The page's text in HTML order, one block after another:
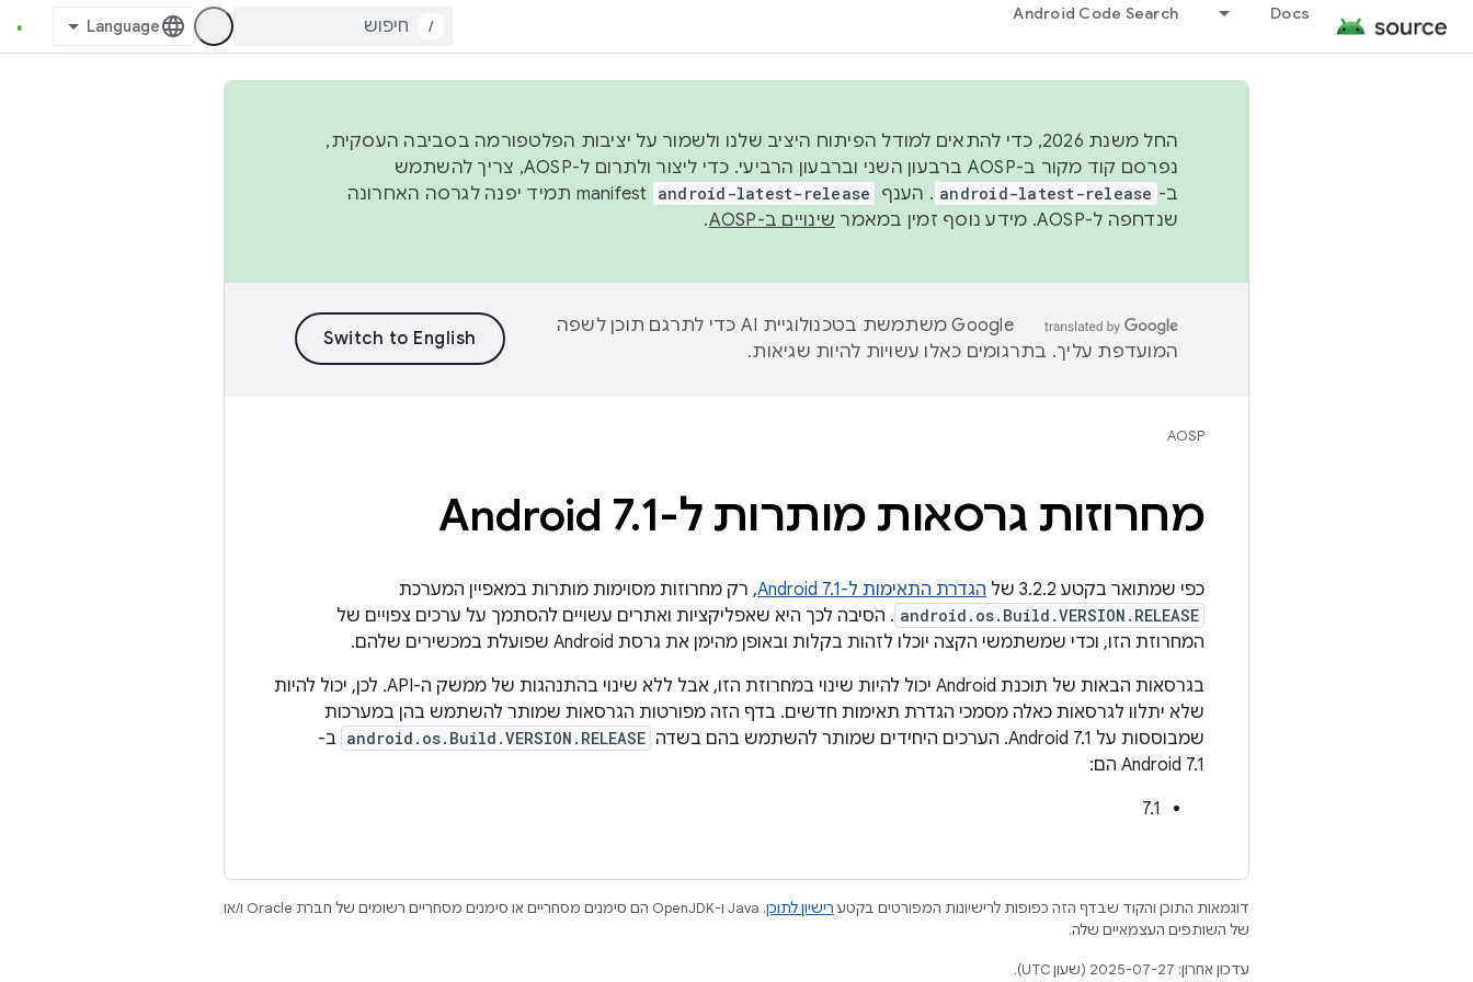
Docs
Android Code Search
/
החל משנת 2026, כדי להתאים למודל הפיתוח היציב שלנו ולשמור על יציבות הפלטפורמה בסביבה העסקית,
נפרסם קוד מקור ב-AOSP ברבעון השני וברבעון הרביעי. כדי ליצור ולתרום ל-AOSP, צריך להשתמש
ב- android-latest-release . הענף android-latest-release
manifest תמיד יפנה לגרסה האחרונה
שנדחפה ל-AOSP. מידע נוסף זמין במאמר
שינויים ב-AOSP .
‫Google משתמשת בטכנולוגיית AI כדי לתרגם תוכן לשפה
המועדפת עליך. בתרגומים כאלו עשויות להיות שגיאות.
AOSP
מחרוזות גרסאות מותרות ל-Android 7 .1
כפי שמתואר בקטע 3.2.2 של הגדרת התאימות ל-Android 7.1 , רק מחרוזות מסוימות מותרות במאפיין המערכת
android.os.Build.VERSION.RELEASE . הסיבה לכך היא שאפליקציות ואתרים עשויים להסתמך על ערכים צפויים של
המחרוזת הזו, וכדי שמשתמשי הקצה יוכלו לזהות בקלות ובאופן מהימן את גרסת Android שפועלת במכשירים שלהם.
בגרסאות הבאות של תוכנת Android יכול להיות שינוי במחרוזת הזו, אבל ללא שינוי בהתנהגות של ממשק ה-API. לכן, יכול להיות
שלא יתלוו לגרסאות כאלה מסמכי הגדרת תאימות חדשים. בדף הזה מפורטות הגרסאות שמותר להשתמש בהן במערכות
שמבוססות על Android 7.1. הערכים היחידים שמותר להשתמש בהם בשדה
android.os.Build.VERSION.RELEASE ב-
Android 7.1 הם:
7.1
דוגמאות התוכן והקוד שבדף הזה כפופות לרישיונות המפורטים בקטע רישיון לתוכן
.‏ Java ו-OpenJDK הם סימנים מסחריים או סימנים מסחריים רשומים של חברת Oracle ו/או
של השותפים העצמאיים שלה.
עדכון אחרון: 2025-07-27 (שעון UTC).